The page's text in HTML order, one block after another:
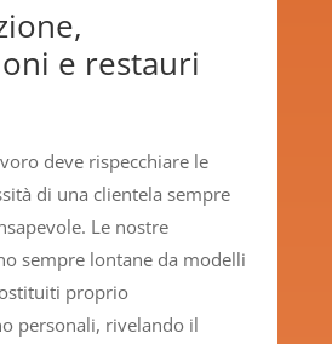
e restauri
deve rispecchiare le
di una clientela sempre
Le nostre
sempre lontane da modelli
proprio
personali, rivelando il